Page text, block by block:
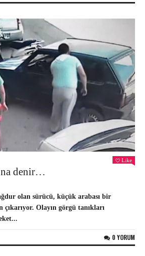
Like
denir…
olan sürücü, küçük arabası bir
Olayın görgü tanıkları
0 YORUM